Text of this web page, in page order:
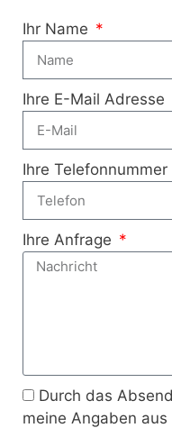
Ihr Name
Ihre E-Mail Adresse
Ihre Telefonnummer
Ihre Anfrage
Durch das
meine Angaben